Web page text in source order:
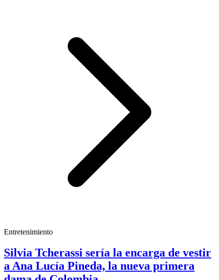
Entretenimiento
Silvia Tcherassi sería la encarga de vestir
a Ana Lucía Pineda, la nueva primera